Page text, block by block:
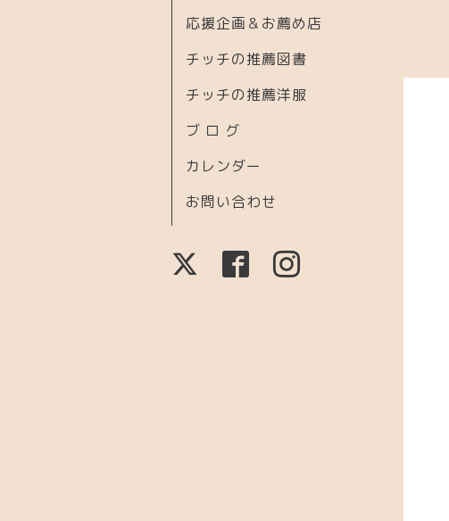
応援企画＆お薦め店
チッチの推薦図書
チッチの推薦洋服
ブ ロ グ
カレンダー
お問い合わせ